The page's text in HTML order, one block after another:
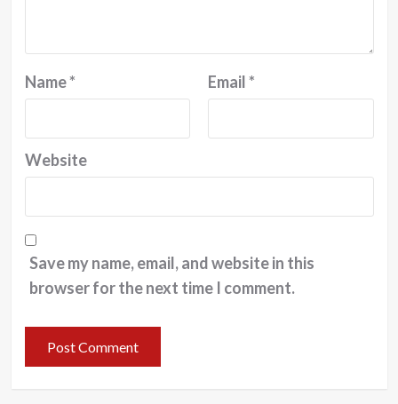
Name* Email*
Website
Save my name, email, and website in this
browser for the next time I comment.